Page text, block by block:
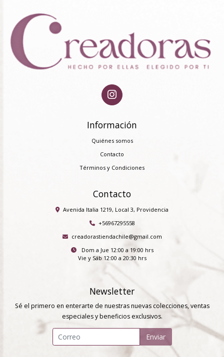
Información
Quiénes somos
Contacto
Términos y Condiciones
Contacto
Avenida Italia 1219, Local 3, Providencia
+56967295558
creadorastiendachile@gmail.com
Dom a Jue 12:00 a 19:00 hrs
Vie y Sáb 12:00 a 20:30 hrs
Newsletter
Sé el primero en enterarte de nuestras nuevas colecciones, ventas
especiales y beneficios exclusivos.
Enviar